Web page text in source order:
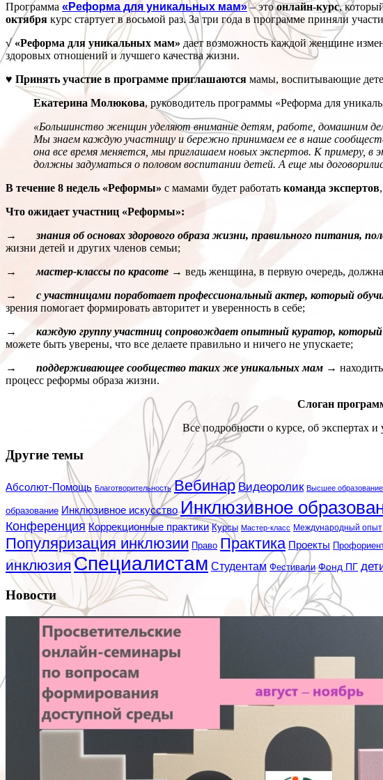
Программа «Реформа для уникальных мам»– этоонлайн-курс,
октября курс стартует в восьмой раз. За три года в программе приняли
√ «Реформа для уникальных мам» дает возможность каждой женщине
здоровых отношений и лучшего качества жизни.
♥ Принять участие в программе приглашаются мамы, воспитывающие
Екатерина Молюкова, руководитель программы «Реформа для
«Большинство женщин уделяют внимание детям, работе, домашним
Мы знаем каждую участницу и бережно принимаем ее в наше
она все время меняется, мы приглашаем новых экспертов. К примеру,
должны задуматься о половом воспитании детей. А еще мы
В течение 8 недель «Реформы» с мамами будет работать команда экспертов
Что ожидает участниц «Реформы»:
→ знания об основах здорового образа жизни, правильного питания,
жизни детей и других членов семьи;
→ мастер-классы по красоте → ведь женщина, в первую очередь,
→ с участницами поработает профессиональный актер, который
зрения помогает формировать авторитет и уверенность в себе;
→ каждую группу участниц сопровождает опытный куратор, который
можете быть уверены, что все делаете правильно и ничего не упускаете;
→ поддерживающее сообщество таких же уникальных мам →
процесс реформы образа жизни.
Слоган
Все подробности о курсе, об экспертах
Другие темы
Абсолют-Помощь Благотворительность Вебинар Видеоролик Высшее образование
образование Инклюзивное искусство Инклюзивное
Конференция Коррекционные практики Курсы Мастер-класс Международный опыт
Популяризация инклюзии Право Практика Проекты
инклюзия Специалистам Студентам Фестивали Фонд ПГ
Новости